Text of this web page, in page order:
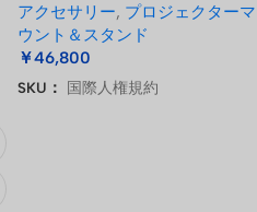
アクセサリー, プロジェクターマ
ウント＆スタンド
￥46,800
SKU： 国際人権規約